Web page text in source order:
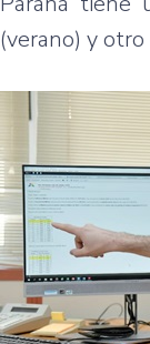
(verano) y